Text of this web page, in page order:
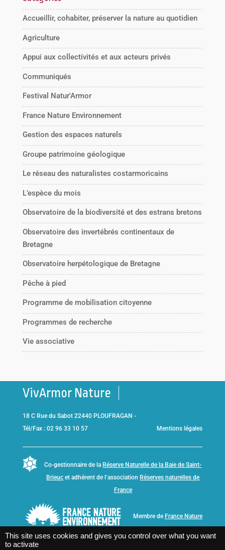
Accueillir, cohabiter, préserver la nature au quotidien
Agriculture
Appui aux collectivités et aux acteurs privés
Communiqués
Festival Natur'Armor
France Nature Environnement
Gestion des espaces naturels
Groupe patrimoine géologique
Le réseau des naturalistes costarmoricains
L’espèce du mois
Observatoire de la biodiversité et des estrans bretons
Observatoire des invertébrés continentaux de
Bretagne
Observatoire herpétologique de Bretagne
Pêche à pied
Programme de mobilisation citoyenne
Programmes de recherche
Vie associative
VivArmor Nature
18 C Rue du Sabot 22440 PLOUFRAGAN -
Tél/Fax : 02 96 33 10 57
Mentions légales
Co-gestionnaire de la Réserve Naturelle de la Baie de Saint-
Brieuc et adhérent de l’association Réserves naturelles de
France
Membre de France Nature
This site uses cookies and gives you control over what you want
to activate